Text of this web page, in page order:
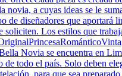
novia, a cuyas ideas se le
de diseñadores que aportará
soliciten. Los estilos que
Novia se encuentra en
de todo el país. Solo deben